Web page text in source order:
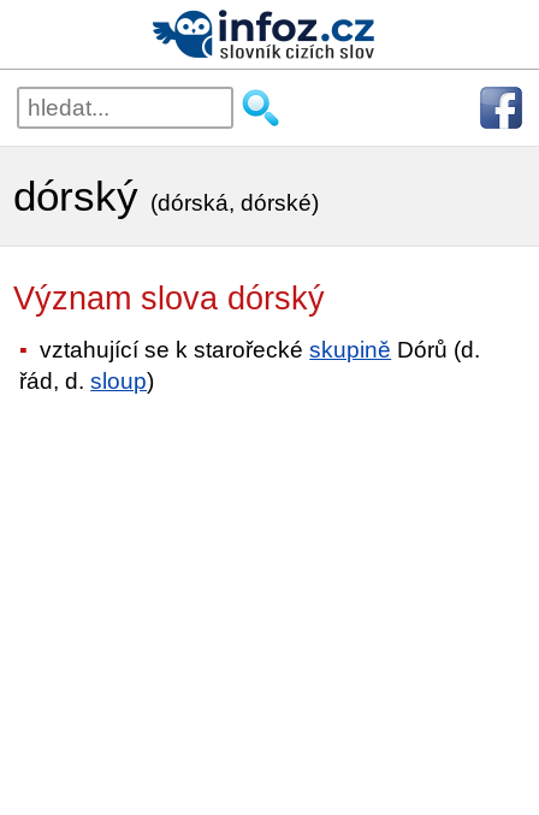
dórský (dórská, dórské)
Význam slova dórský
vztahující se k starořeckéskupině Dórů (d.
řád, d.sloup)